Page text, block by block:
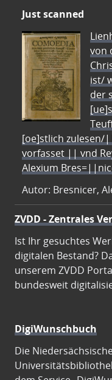
Just scanned
von
ist/
der
[oe]stlich zulesen/
vorfasset || vnd
Alexium
Autor: Bresnicer,
ZVDD - Zentrales
Ist Ihr gesuchtes
digitalen Bestand?
unserem ZVDD
bundesweit
DigiWunschbuch
Die